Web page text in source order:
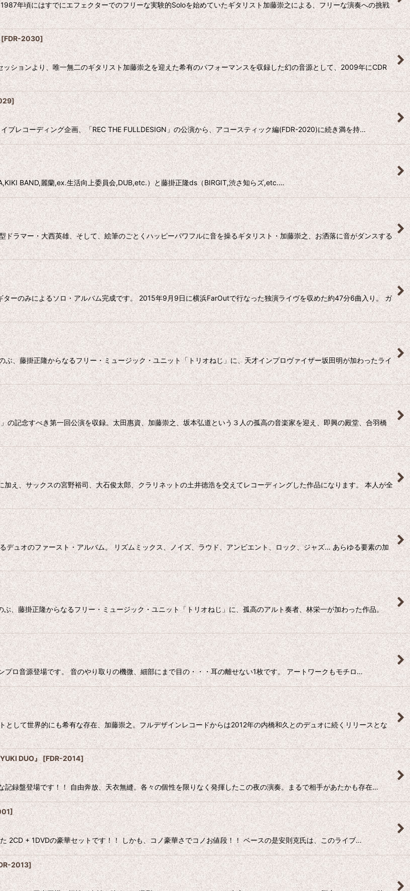
はすでにエフェクターでのフリーな実験的Soloを始めていたギタリスト加藤崇之による、フリーな演奏への挑戦
[FDR-2030]
ョンより、唯一無二のギタリスト加藤崇之を迎えた希有のパフォーマンスを収録した幻の音源として、2009年にCDR
]
ーディング企画、「REC THE FULLDESIGN」の公演から、アコースティック編(FDR-2020)に続き満を持…
麗蘭,ex.生活向上委員会,DUB,etc.）と藤掛正隆ds（BIRGIT,渋さ知らズ,etc.…
・大西英雄、そして、絵筆のごとくハッピーパワフルに音を操るギタリスト・加藤崇之、お洒落に音がダンスする
ーのみによるソロ・アルバム完成です。 2015年9月9日に横浜FarOutで行なった独演ライヴを収めた約47分6曲入り。 ガ
正隆からなるフリー・ミュージック・ユニット「トリオねじ」に、天才インプロヴァイザー坂田明が加わったライ
の記念すべき第一回公演を収録。太田惠資、加藤崇之、坂本弘道という３人の孤高の音楽家を迎え、即興の殿堂、合羽橋
え、サックスの宮野裕司、大石俊太郎、クラリネットの土井徳浩を交えてレコーディングした作品になります。 本人が全
ュオのファースト・アルバム。 リズムミックス、ノイズ、ラウド、アンビエント、ロック、ジャズ… あらゆる要素の加
藤掛正隆からなるフリー・ミュージック・ユニット「トリオねじ」に、孤高のアルト奏者、林栄一が加わった作品。
源登場です。 音のやり取りの機微、細部にまで目の・・・耳の離せない1枚です。 アートワークもモチロ…
て世界的にも希有な存在、加藤崇之。フルデザインレコードからは2012年の内橋和久とのデュオに続くリリースとな
DUO』 [FDR-2014]
盤登場です！！ 自由奔放、天衣無縫。各々の個性を限りなく発揮したこの夜の演奏。まるで相手があたかも存在…
]
2CD + 1DVDの豪華セットです！！ しかも、コノ豪華さでコノお値段！！ ベースの是安則克氏は、このライブ…
2013]